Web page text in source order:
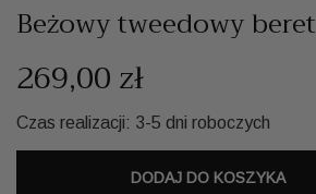
Beżowy tweedowy beret
269,00 zł
Czas realizacji: 3-5 dni roboczych
DODAJ DO KOSZYKA